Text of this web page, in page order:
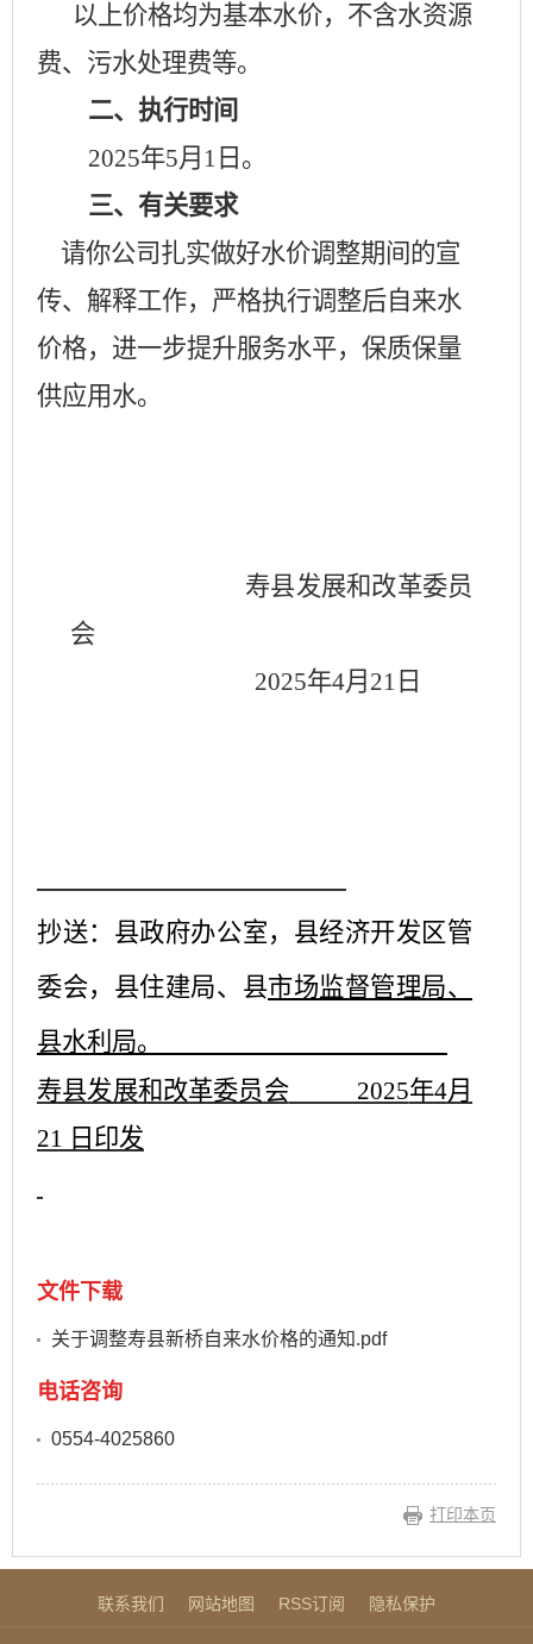
以上价格均为基本水价，不含水资源
费、污水处理费等。
二、执行时间
2025年5月 1 日。
三、有关要求
请你公司扎实做好水价调整期间的宣
传、解释工作，严格执行调整后自来水
价格，进一步提升服务水平，保质保量
供应用水。
寿县发展和改革委员
会
2025年4月 21 日
抄送：县政府办公室，县经济开发区管
委会，县住建局、县市场监督管理局、
县水利局。
寿县发展和改革委员会2025年4月
21 日印发
文件下载
关于调整寿县新桥自来水价格的通知.pdf
电话咨询
0554-4025860
打印本页
联系我们 网站地图 RSS订阅 隐私保护